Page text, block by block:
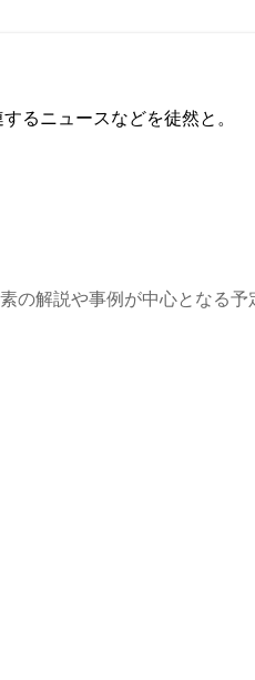
るニュースなどを徒然と。
の解説や事例が中心となる予